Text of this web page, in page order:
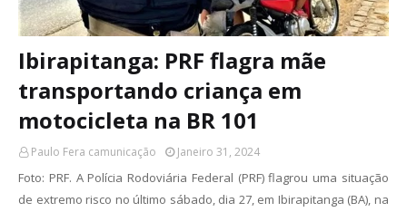
Ibirapitanga: PRF flagra mãe
transportando criança em
motocicleta na BR 101
Paulo Fera camunicação Janeiro 31, 2024
Foto: PRF. A Polícia Rodoviária Federal (PRF) flagrou uma situação
de extremo risco no último sábado, dia 27, em Ibirapitanga (BA), na